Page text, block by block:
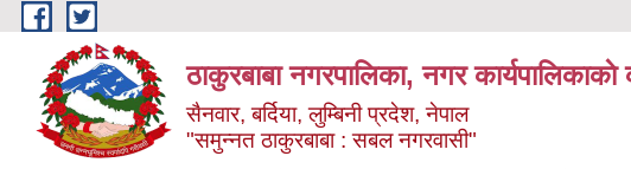
Skip to main content
ठाकुरबाबा नगरपालिका, नगर कार्यपालिकाकाे
सैनवार, बर्दिया, लुम्बिनी प्रदेश, नेपाल
"समुन्‍नत ठाकुरबाबा : सबल नगरवासी"